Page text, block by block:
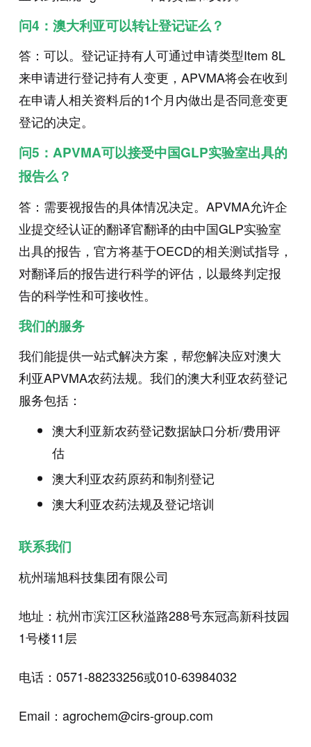
问4：澳大利亚可以转让登记证么？
答：可以。登记证持有人可通过申请类型Item 8L
来申请进行登记持有人变更，APVMA将会在收到
在申请人相关资料后的1个月内做出是否同意变更
登记的决定。
问5：APVMA可以接受中国GLP实验室出具的
报告么？
答：需要视报告的具体情况决定。APVMA允许企
业提交经认证的翻译官翻译的由中国GLP实验室
出具的报告，官方将基于OECD的相关测试指导，
对翻译后的报告进行科学的评估，以最终判定报
告的科学性和可接收性。
我们的服务
我们能提供一站式解决方案，帮您解决应对澳大
利亚APVMA农药法规。我们的澳大利亚农药登记
服务包括：
澳大利亚新农药登记数据缺口分析/费用评
估
澳大利亚农药原药和制剂登记
澳大利亚农药法规及登记培训
联系我们
杭州瑞旭科技集团有限公司
地址：杭州市滨江区秋溢路288号东冠高新科技园
1号楼11层
电话：0571-88233256或010-63984032
Email：agrochem@cirs-group.com